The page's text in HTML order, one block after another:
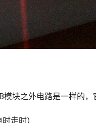
块之外电路是一样的，
走时）